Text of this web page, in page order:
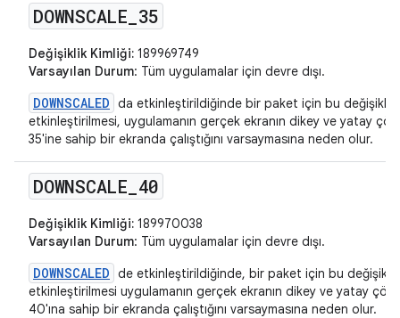
DOWNSCALE 35
Değişiklik Kimliği: 189969749
Varsayılan Durum: Tüm uygulamalar için devre dışı.
DOWNSCALED da etkinleştirildiğinde bir paket için bu
etkinleştirilmesi, uygulamanın gerçek ekranın dikey ve yatay
35'ine sahip bir ekranda çalıştığını varsaymasına neden olur.
DOWNSCALE 40
Değişiklik Kimliği: 189970038
Varsayılan Durum: Tüm uygulamalar için devre dışı.
DOWNSCALED de etkinleştirildiğinde, bir paket için bu
etkinleştirilmesi uygulamanın gerçek ekranın dikey ve yatay
40'ına sahip bir ekranda çalıştığını varsaymasına neden olur.